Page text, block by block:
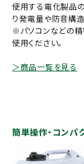
お気に入り一覧
閲覧履歴一覧
作業用品
使用する電化製品
り発電量や防音構
※パソコンなどの
使用ください。
＞商品一覧を見る
簡単操作・コンパ